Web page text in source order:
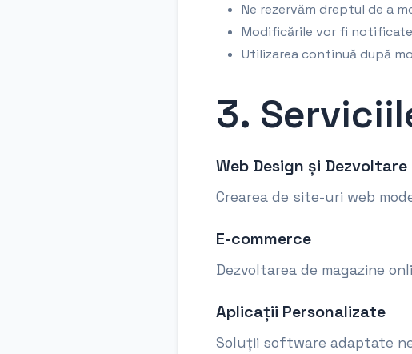
Ne rezervăm dreptul de a
Modificările vor fi
Utilizarea continuă după
3.
Web Design și Dezvoltare
Crearea de site-uri web
E-commerce
Dezvoltarea de magazine
Aplicații Personalizate
Soluții software adaptate